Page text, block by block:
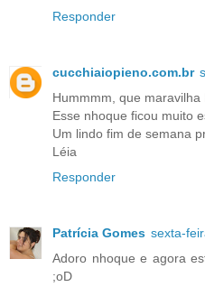
Responder
cucchiaiopieno.com.br
Hummmm, que maravilha
Esse nhoque ficou muito
Um lindo fim de semana
Léia
Responder
Patrícia Gomes sexta-
Adoro nhoque e agora
;oD